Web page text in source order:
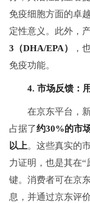
免疫细胞方面的卓
定性意义。此外，
3（DHA/EPA）
，
免疫功能。
4. 市场反馈：
在京东平台，
占据了约30%的市
以上。这些真实的
力证明，也是其在
键。消费者可在京
息，并通过京东评